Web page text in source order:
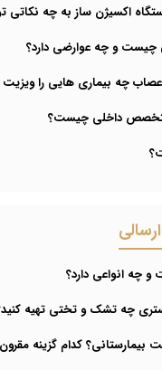
اکسیژن ساز به چه نکاتی
چیست و چه عوارضی دارد؟
چه بیماری هایی را
داخلی چیست؟
و چه انواعی دارد؟
چه تشک و تختی تهیه
بیمارستانی؟ کدام گزینه